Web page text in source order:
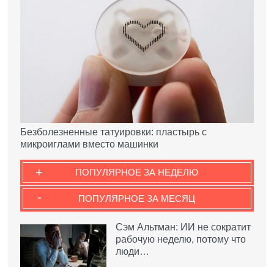
Безболезненные татуировки: пластырь с
микроиглами вместо машинки
ПОПУЛЯРНОЕ ЗА НЕДЕЛЮ
+
ПОПУЛЯРНОЕ ЗА МЕСЯЦ
-
Сэм Альтман: ИИ не сократит
рабочую неделю, потому что
люди…